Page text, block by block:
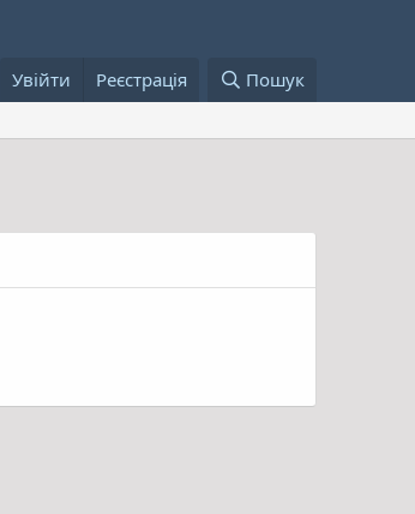
Увійти Реєстрація Пошук